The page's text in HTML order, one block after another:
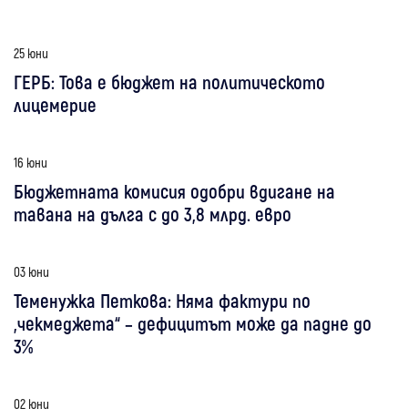
25 юни
ГЕРБ: Това е бюджет на политическото
лицемерие
16 юни
Бюджетната комисия одобри вдигане на
тавана на дълга с до 3,8 млрд. евро
03 юни
Теменужка Петкова: Няма фактури по
„чекмеджета“ – дефицитът може да падне до
3%
02 юни